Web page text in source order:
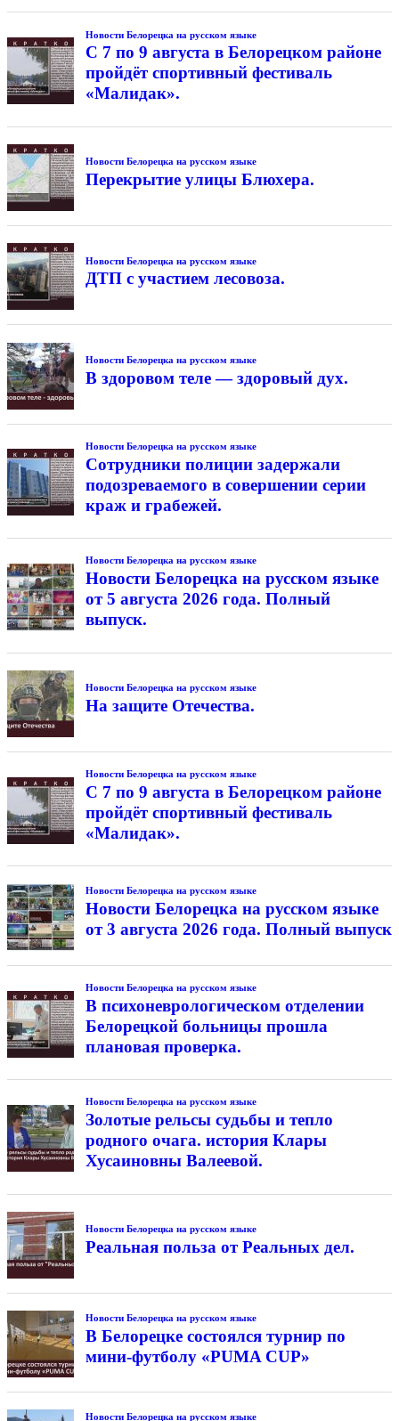
Новости Белорецка на русском языке
С 7 по 9 августа в Белорецком районе
пройдёт спортивный фестиваль
«Малидак».
Новости Белорецка на русском языке
Перекрытие улицы Блюхера.
Новости Белорецка на русском языке
ДТП с участием лесовоза.
Новости Белорецка на русском языке
В здоровом теле — здоровый дух.
Новости Белорецка на русском языке
Сотрудники полиции задержали
подозреваемого в совершении серии
краж и грабежей.
Новости Белорецка на русском языке
Новости Белорецка на русском языке
от 5 августа 2026 года. Полный
выпуск.
Новости Белорецка на русском языке
На защите Отечества.
Новости Белорецка на русском языке
С 7 по 9 августа в Белорецком районе
пройдёт спортивный фестиваль
«Малидак».
Новости Белорецка на русском языке
Новости Белорецка на русском языке
от 3 августа 2026 года. Полный выпуск
Новости Белорецка на русском языке
В психоневрологическом отделении
Белорецкой больницы прошла
плановая проверка.
Новости Белорецка на русском языке
Золотые рельсы судьбы и тепло
родного очага. история Клары
Хусаиновны Валеевой.
Новости Белорецка на русском языке
Реальная польза от Реальных дел.
Новости Белорецка на русском языке
В Белорецке состоялся турнир по
мини-футболу «PUMA CUP»
Новости Белорецка на русском языке